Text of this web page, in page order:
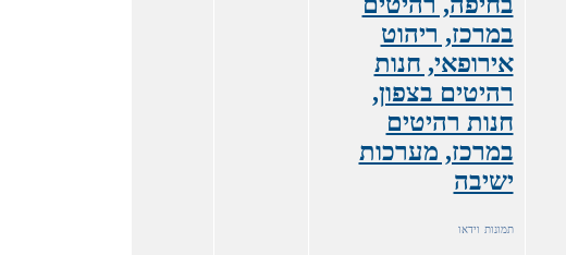
במרכז, ריהוט
אירופאי, חנות
רהיטים בצפון,
חנות רהיטים
במרכז, מערכות
ישיבה
תמונות וידאו